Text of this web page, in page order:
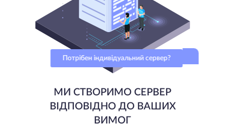
Потрібен індивідуальний сервер?
МИ СТВОРИМО СЕРВЕР
ВІДПОВІДНО ДО ВАШИХ
ВИМОГ